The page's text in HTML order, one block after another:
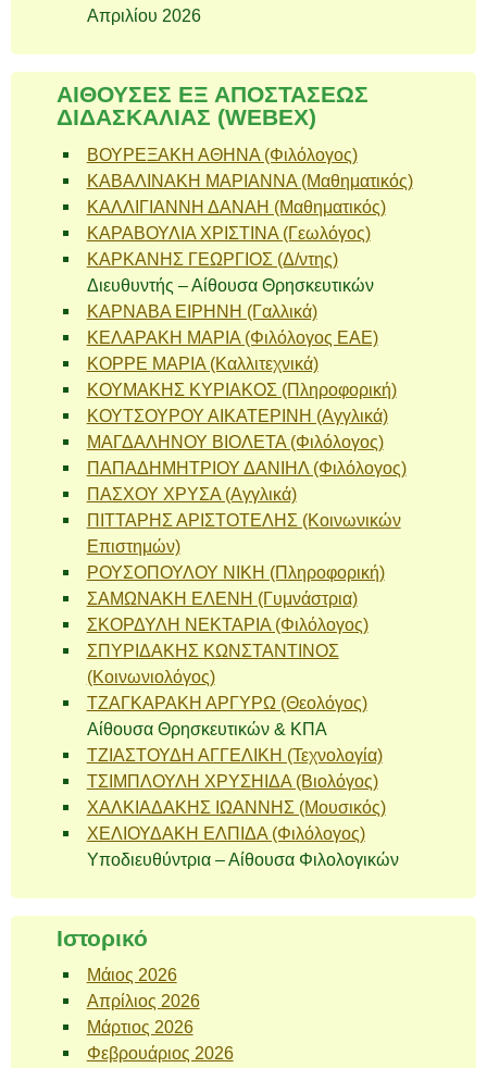
Απριλίου 2026
ΑΙΘΟΥΣΕΣ ΕΞ ΑΠΟΣΤΑΣΕΩΣ
ΔΙΔΑΣΚΑΛΙΑΣ (WEBEX)
ΒΟΥΡΕΞΑΚΗ ΑΘΗΝΑ (Φιλόλογος)
ΚΑΒΑΛΙΝΑΚΗ ΜΑΡΙΑΝΝΑ (Μαθηματικός)
ΚΑΛΛΙΓΙΑΝΝΗ ΔΑΝΑΗ (Μαθηματικός)
ΚΑΡΑΒΟΥΛΙΑ ΧΡΙΣΤΙΝΑ (Γεωλόγος)
ΚΑΡΚΑΝΗΣ ΓΕΩΡΓΙΟΣ (Δ/ντης)
Διευθυντής – Αίθουσα Θρησκευτικών
ΚΑΡΝΑΒΑ ΕΙΡΗΝΗ (Γαλλικά)
ΚΕΛΑΡΑΚΗ ΜΑΡΙΑ (Φιλόλογος ΕΑΕ)
ΚΟΡΡΕ ΜΑΡΙΑ (Καλλιτεχνικά)
ΚΟΥΜΑΚΗΣ ΚΥΡΙΑΚΟΣ (Πληροφορική)
ΚΟΥΤΣΟΥΡΟΥ ΑΙΚΑΤΕΡΙΝΗ (Αγγλικά)
ΜΑΓΔΑΛΗΝΟΥ ΒΙΟΛΕΤΑ (Φιλόλογος)
ΠΑΠΑΔΗΜΗΤΡΙΟΥ ΔΑΝΙΗΛ (Φιλόλογος)
ΠΑΣΧΟΥ ΧΡΥΣΑ (Αγγλικά)
ΠΙΤΤΑΡΗΣ ΑΡΙΣΤΟΤΕΛΗΣ (Κοινωνικών
Επιστημών)
ΡΟΥΣΟΠΟΥΛΟΥ ΝΙΚΗ (Πληροφορική)
ΣΑΜΩΝΑΚΗ ΕΛΕΝΗ (Γυμνάστρια)
ΣΚΟΡΔΥΛΗ ΝΕΚΤΑΡΙΑ (Φιλόλογος)
ΣΠΥΡΙΔΑΚΗΣ ΚΩΝΣΤΑΝΤΙΝΟΣ
(Κοινωνιολόγος)
ΤΖΑΓΚΑΡΑΚΗ ΑΡΓΥΡΩ (Θεολόγος)
Αίθουσα Θρησκευτικών & ΚΠΑ
ΤΖΙΑΣΤΟΥΔΗ ΑΓΓΕΛΙΚΗ (Τεχνολογία)
ΤΣΙΜΠΛΟΥΛΗ ΧΡΥΣΗΙΔΑ (Βιολόγος)
ΧΑΛΚΙΑΔΑΚΗΣ ΙΩΑΝΝΗΣ (Μουσικός)
ΧΕΛΙΟΥΔΑΚΗ ΕΛΠΙΔΑ (Φιλόλογος)
Υποδιευθύντρια – Αίθουσα Φιλολογικών
Ιστορικό
Μάιος 2026
Απρίλιος 2026
Μάρτιος 2026
Φεβρουάριος 2026